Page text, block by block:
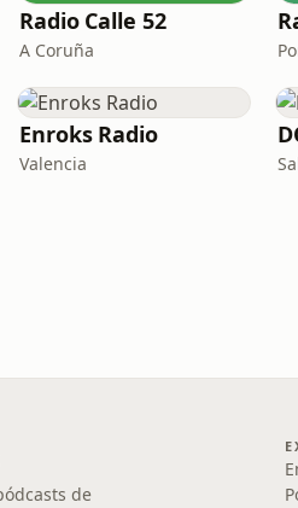
Radio Calle 52
A Coruña
Enroks Radio
Valencia
de